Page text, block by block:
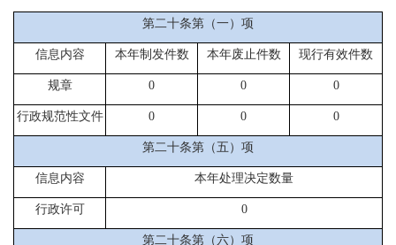
第二十条第（一）项
信息内容 本年制发件数 本年废止件数 现行有效件数
规章 0 0 0
行政规范性文件 0 0 0
第二十条第（五）项
信息内容 本年处理决定数量
行政许可 0
第二十条第（六）项